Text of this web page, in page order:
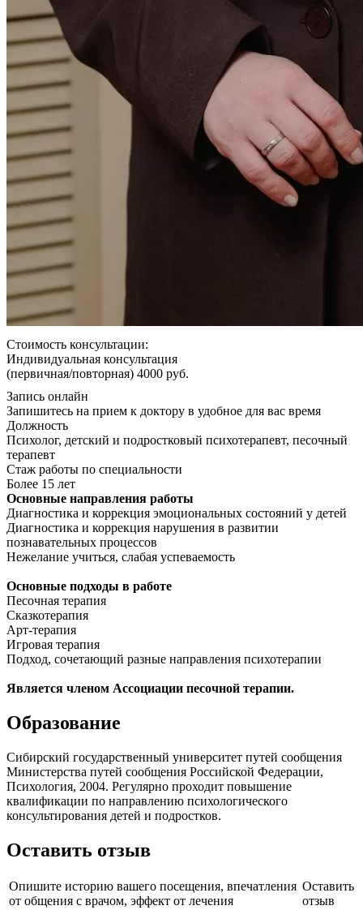
Стоимость консультации:
Индивидуальная консультация
(первичная/повторная) 4000 руб.
Запись онлайн
Запишитесь на прием к доктору в удобное для вас время
Должность
Психолог, детский и подростковый психотерапевт, песочный
терапевт
Стаж работы по специальности
Более 15 лет
Основные направления работы
Диагностика и коррекция эмоциональных состояний у детей
Диагностика и коррекция нарушения в развитии
познавательных процессов
Нежелание учиться, слабая успеваемость
Основные подходы в работе
Песочная терапия
Сказкотерапия
Арт-терапия
Игровая терапия
Подход, сочетающий разные направления психотерапии
Является членом​ Ассоциации песочной терапии.
Образование
Сибирский государственный университет путей сообщения
Министерства путей сообщения Российской Федерации,
Психология, 2004. Регулярно проходит повышение
квалификации по направлению психологического
консультирования детей и подростков.
Оставить отзыв
Опишите историю вашего посещения, впечатления
от общения с врачом, эффект от лечения
Оставить
отзыв